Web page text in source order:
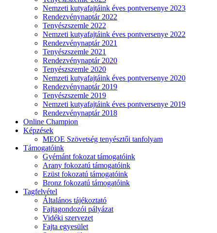
Nemzeti kutyafajtáink éves pontversenye 2023
Rendezvénynaptár 2022
Tenyészszemle 2022
Nemzeti kutyafajtáink éves pontversenye 2022
Rendezvénynaptár 2021
Tenyészszemle 2021
Rendezvénynaptár 2020
Tenyészszemle 2020
Nemzeti kutyafajtáink éves pontversenye 2020
Rendezvénynaptár 2019
Tenyészszemle 2019
Nemzeti kutyafajtáink éves pontversenye 2019
Rendezvénynaptár 2018
Online Champion
Képzések
MEOE Szövetség tenyésztői tanfolyam
Támogatóink
Gyémánt fokozat támogatóink
Arany fokozatú támogatóink
Ezüst fokozatú támogatóink
Bronz fokozatú támogatóink
Tagfelvétel
Általános tájékoztató
Fajtagondozói pályázat
Vidéki szervezet
Fajta egyesület